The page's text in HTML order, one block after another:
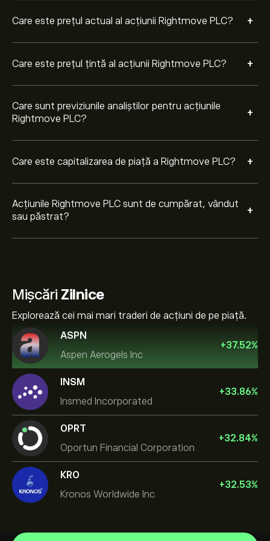
Care este prețul actual al acțiunii Rightmove PLC? +
Care este prețul țintă al acțiunii Rightmove PLC? +
Care sunt previziunile analiștilor pentru acțiunile
Rightmove PLC?
+
Care este capitalizarea de piață a Rightmove PLC? +
Acțiunile Rightmove PLC sunt de cumpărat, vândut
sau păstrat?
+
Mișcări Zilnice
Explorează cei mai mari traderi de acțiuni de pe piață.
ASPN
Aspen Aerogels Inc
+37.52%
INSM
Insmed Incorporated
+33.86%
OPRT
Oportun Financial Corporation
+32.84%
KRO
Kronos Worldwide Inc
+32.53%